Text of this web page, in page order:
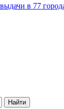
в 77
Найти